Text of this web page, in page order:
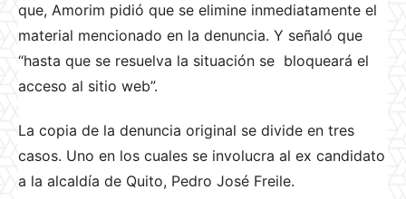
que, Amorim pidió que se elimine inmediatamente el
material mencionado en la denuncia. Y señaló que
“hasta que se resuelva la situación se bloqueará el
acceso al sitio web”.
La copia de la denuncia original se divide en tres
casos. Uno en los cuales se involucra al ex candidato
a la alcaldía de Quito, Pedro José Freile.